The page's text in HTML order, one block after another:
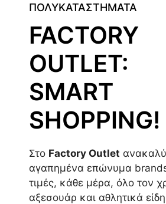
ΠΟΛΥΚΑΤΑΣΤΗΜΑΤΑ
FACTORY
OUTLET:
SMART
SHOPPING!
Στο Factory Outlet
αγαπημένα επώνυμα
τιμές, κάθε μέρα, όλο τον
αξεσουάρ και αθλητικά